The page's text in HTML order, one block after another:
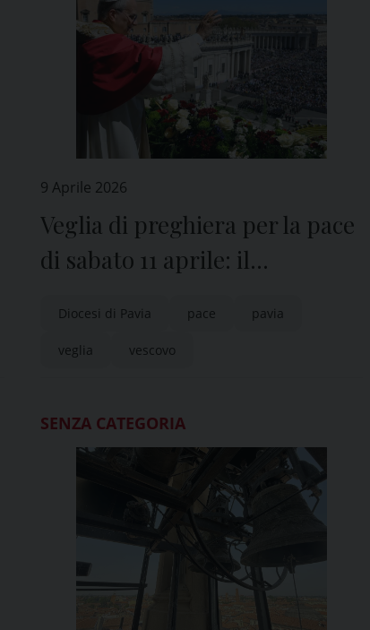
9 Aprile 2026
Veglia di preghiera per la pace
di sabato 11 aprile: il
Corrado e la Preghiera per la
pace
Diocesi di Pavia pace pavia
veglia vescovo
SENZA CATEGORIA